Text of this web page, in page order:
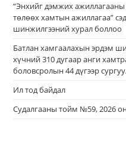
“Энхийг дэмжих
төлөөх хамтын ажиллагаа”
шинжилгээний хурал боллоо
Батлан хамгаалахын эрдэм
хүчний 310 дугаар анги
боловсролын 44 дүгээр
Ил тод байдал
Судалгааны тойм №59, 2026